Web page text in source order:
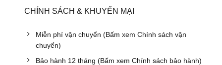
CHÍNH SÁCH & KHUYẾN MẠI
Miễn phí vận chuyển (Bấm xem Chính sách vận
chuyển)
Bảo hành 12 tháng (Bấm xem Chính sách bảo hành)